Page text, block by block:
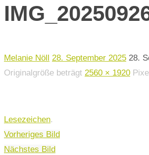
Melanie Nöll 28. September 2025 28.
Originalgröße beträgt 2560 × 1920
Lesezeichen.
Vorheriges Bild
Nächstes Bild